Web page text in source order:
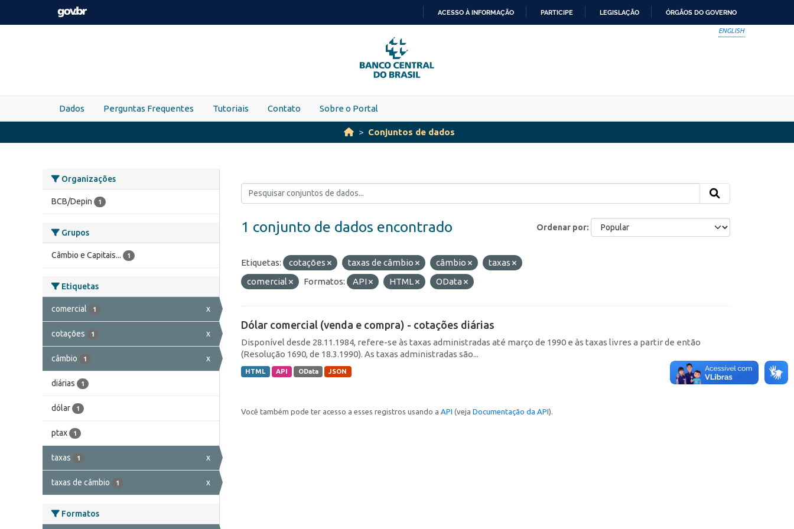
Skip to main content
PARA
O
CONTEÚDO
ACESSO À INFORMAÇÃO PARTICIPE LEGISLAÇÃO ÓRGÃOS DO GOVERNO
ENGLISH
Dados Perguntas Frequentes Tutoriais Contato Sobre o Portal
Conjuntos de dados
Organizações
BCB/Depin 1
Grupos
Câmbio e Capitais... 1
Etiquetas
comercial 1 x
cotações 1 x
câmbio 1 x
diárias 1
dólar 1
ptax 1
taxas 1 x
taxas de câmbio 1 x
Formatos
Ordenar por
1 conjunto de dados encontrado
Etiquetas: cotações taxas de câmbio câmbio
taxas
comercial
Formatos: API HTML OData
Dólar comercial (venda e compra) - cotações diárias
Disponível desde 28.11.1984, refere-se às taxas administradas até março de 1990 e às taxas livres a partir de então
(Resolução 1690, de 18.3.1990). As taxas administradas são...
HTML API OData JSON
Você também pode ter acesso a esses registros usando a API (veja Documentação da API).